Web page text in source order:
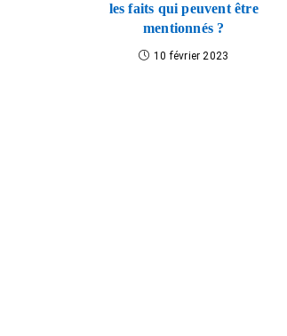
les faits qui peuvent être
mentionnés ?
10 février 2023